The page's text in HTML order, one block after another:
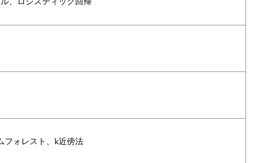
フォレスト、k近傍法